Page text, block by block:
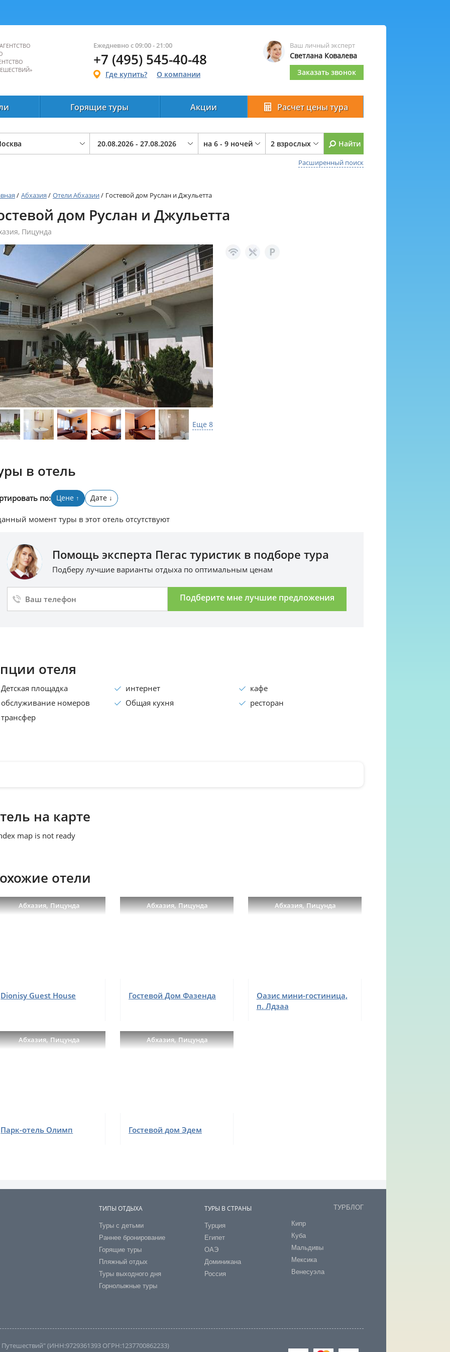
Ежедневно с 09:00 - 21:00
+7 (495) 545-40-48
Где купить? О компании
Ваш личный эксперт
Светлана Ковалева
Заказать звонок
Горящие туры Акции Расчет цены тура
на 6 - 9 ночей 2 взрослых Найти
Расширенный поиск
/ Абхазия / Отели Абхазии/ Гостевой дом Руслан и Джульетта
дом Руслан и Джульетта
, Пицунда
Еще 8
в отель
по: Цене ↑ Дате ↓
момент туры в этот отель отсутствуют
Помощь эксперта Пегас туристик в подборе тура
Подберу лучшие варианты отдыха по оптимальным ценам
Подберите мне лучшие предложения
отеля
Детская площадка интернет
кафе
обслуживание номеров
Общая кухня
ресторан
трансфер
на карте
map is not ready
отели
Абхазия,Пицунда
Dionisy Guest House
Абхазия,Пицунда
Гостевой Дом Фазенда
Абхазия,Пицунда
Оазис мини-гостиница,
п. Лдзаа
Абхазия,Пицунда
Парк-отель Олимп
Абхазия,Пицунда
Гостевой дом Эдем
ТИПЫ ОТДЫХА
Туры с детьми
Раннее бронирование
Горящие туры
Пляжный отдых
Туры выходного дня
Горнолыжные туры
ТУРЫ В СТРАНЫ
Турция
Египет
ОАЭ
Доминикана
Россия
ТУРБЛОГ
Кипр
Куба
Мальдивы
Мексика
Венесуэла
(ИНН:9729361393 ОГРН:1237700862233)